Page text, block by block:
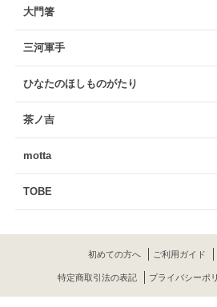
大門箸
三河軍手
ひなたのほしものがたり
茶ノ吉
motta
TOBE
初めての方へ ご利用ガイド
特定商取引法の表記 プライバシーポ